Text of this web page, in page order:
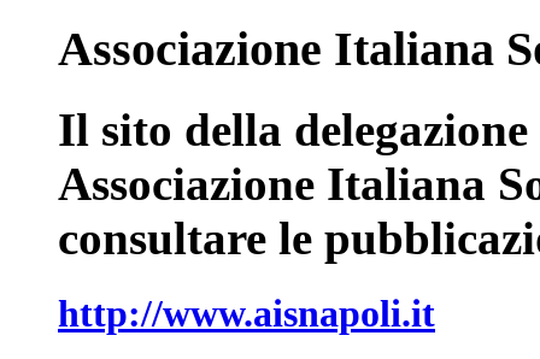
Associazione Italiana
Il sito della
Associazione Italiana
consultare le
http://www.aisnapoli.it